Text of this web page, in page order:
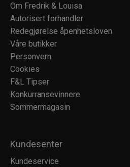
Om Fredrik & Louisa
Autorisert forhandler
Redegjørelse åpenhetsloven
Våre butikker
Personvern
Cookies
F&L Tipser
Konkurransevinnere
Sommermagasin
Kundesenter
Kundeservice